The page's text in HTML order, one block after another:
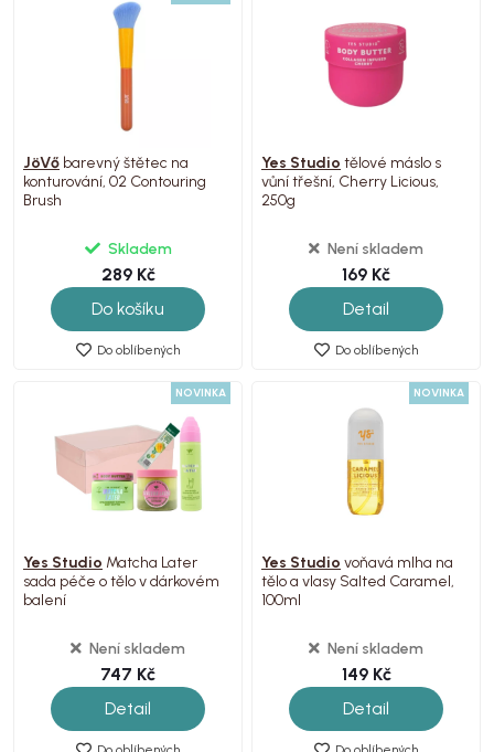
JöVő barevný štětec na
konturování, 02 Contouring
Brush
Skladem
289 Kč
Do košíku
Do oblíbených
Yes Studio tělové máslo s
vůní třešní, Cherry Licious,
250g
Není skladem
169 Kč
Detail
Do oblíbených
NOVINKA
Yes Studio Matcha Later
sada péče o tělo v dárkovém
balení
Není skladem
747 Kč
Detail
NOVINKA
Yes Studio voňavá mlha na
tělo a vlasy Salted Caramel,
100ml
Není skladem
149 Kč
Detail